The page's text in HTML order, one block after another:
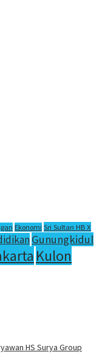
Ekonomi Sri Sultan HB X
Gunungkidul
Kulon
HS Surya Group